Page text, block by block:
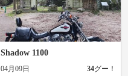
Shadow 1100
04月09日 34グー！